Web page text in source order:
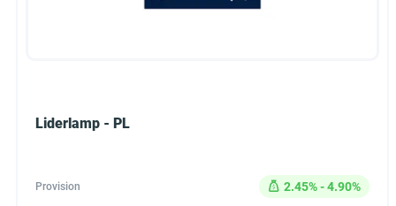
Liderlamp - PL
Provision 2.45% - 4.90%